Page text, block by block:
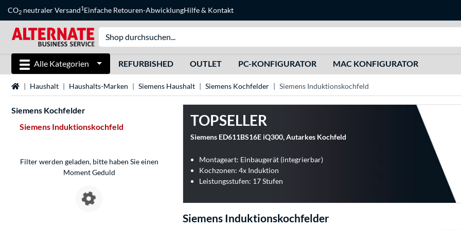
CO2 neutraler Versand1Einfache Retouren-AbwicklungHilfe& Kontakt
Alle Kategorien REFURBISHED OUTLET PC-KONFIGURATOR MAC KONFIGURATOR
StartseiteHaushalt Haushalts-Marken Siemens Haushalt Siemens Kochfelder Siemens Induktionskochfeld
Siemens Kochfelder
Siemens Induktionskochfeld
Filter werden geladen, bitte haben Sie einen
Moment Geduld
TOPSELLER
Siemens ED611BS16E iQ300, Autarkes Kochfeld
Montageart: Einbaugerät (integrierbar)
Kochzonen: 4x Induktion
Leistungsstufen: 17 Stufen
Siemens Induktionskochfelder